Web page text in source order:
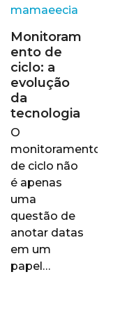
Monitoram
ento de
ciclo: a
evolução
da
tecnologia
O
monitoramento
de ciclo não
é apenas
uma
questão de
anotar datas
em um
papel…